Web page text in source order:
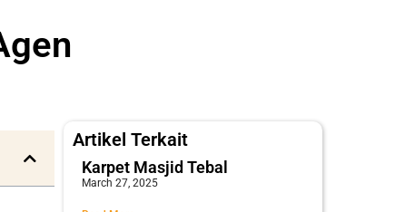
Artikel Terkait
Karpet Masjid Tebal
March 27, 2025